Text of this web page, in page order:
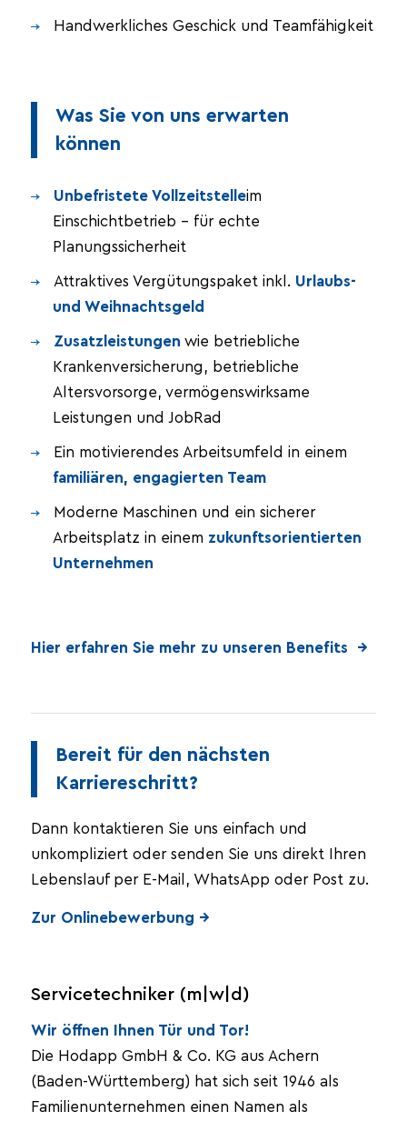
Handwerkliches Geschick und Teamfähigkeit
Was Sie von uns erwarten
können
Unbefristete Vollzeitstelleim
Einschichtbetrieb – für echte
Planungssicherheit
Attraktives Vergütungspaket inkl. Urlaubs-
und Weihnachtsgeld
Zusatzleistungen wie betriebliche
Krankenversicherung, betriebliche
Altersvorsorge, vermögenswirksame
Leistungen und JobRad
Ein motivierendes Arbeitsumfeld in einem
familiären, engagierten Team
Moderne Maschinen und ein sicherer
Arbeitsplatz in einem zukunftsorientierten
Unternehmen
Hier erfahren Sie mehr zu unseren Benefits →
Bereit für den nächsten
Karriereschritt?
Dann kontaktieren Sie uns einfach und
unkompliziert oder senden Sie uns direkt Ihren
Lebenslauf per E-Mail, WhatsApp oder Post zu.
Zur Onlinebewerbung →
Servicetechniker (m|w|d)
Wir öffnen Ihnen Tür und Tor!
Die Hodapp GmbH & Co. KG aus Achern
(Baden-Württemberg) hat sich seit 1946 als
Familienunternehmen einen Namen als